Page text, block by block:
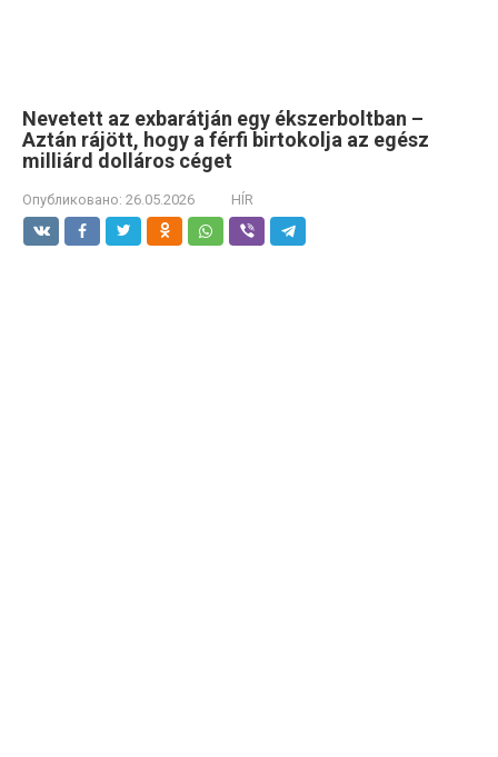
Nevetett az exbarátján egy ékszerboltban –
Aztán rájött, hogy a férfi birtokolja az egész
milliárd dolláros céget
Опубликовано: 26.05.2026 HÍR